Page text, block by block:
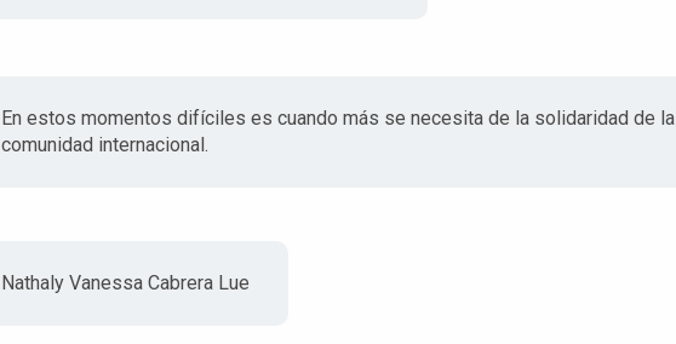
En estos momentos difíciles es cuando más se necesita de la solidaridad de la
comunidad internacional.
Nathaly Vanessa Cabrera Lue